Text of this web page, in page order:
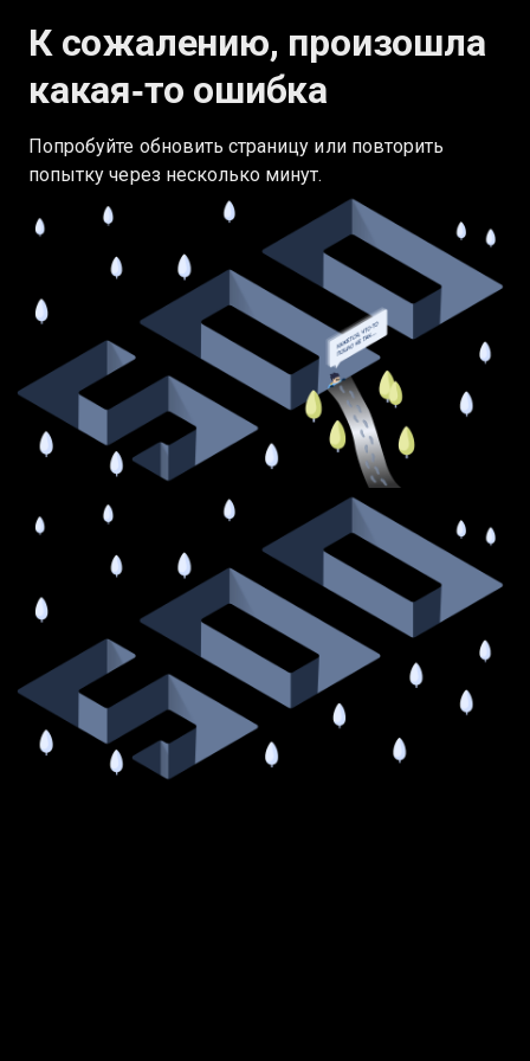
К сожалению, произошла
какая‑то ошибка
Попробуйте обновить страницу или повторить
попытку через несколько минут.